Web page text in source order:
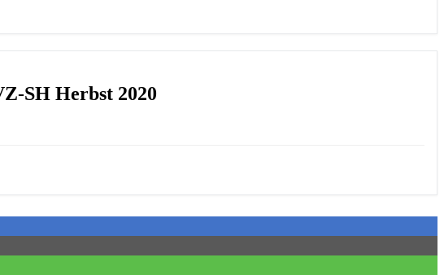
SH Herbst 2020